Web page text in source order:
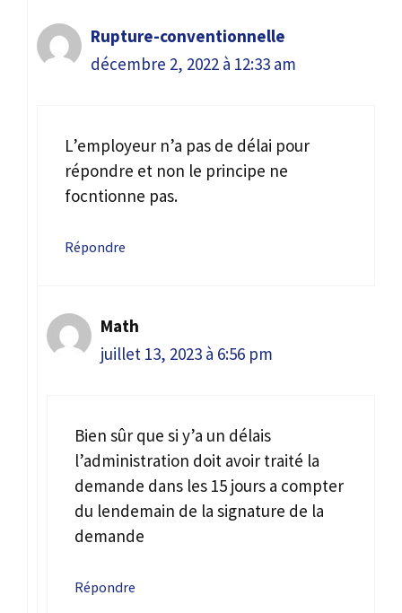
Rupture-conventionnelle
décembre 2, 2022 à 12:33 am
L’employeur n’a pas de délai pour
répondre et non le principe ne
focntionne pas.
Répondre
Math
juillet 13, 2023 à 6:56 pm
Bien sûr que si y’a un délais
l’administration doit avoir traité la
demande dans les 15 jours a compter
du lendemain de la signature de la
demande
Répondre